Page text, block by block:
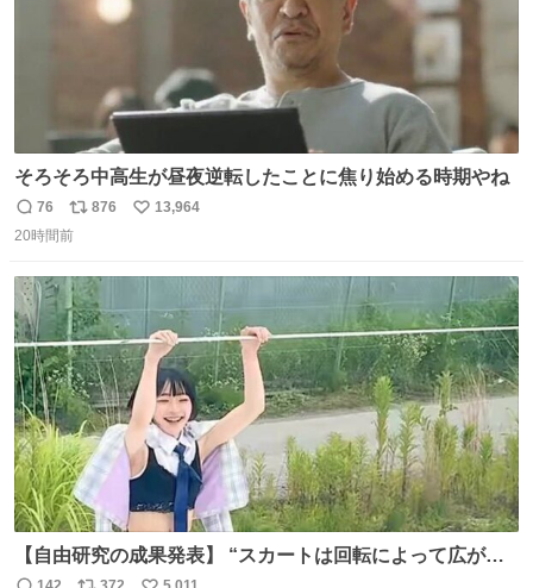
そろそろ中高生が昼夜逆転したことに焦り始める時期やね
返
信
76
リ
ポ
ト
数
876
い
13,964
20時間前
【自由研究の成果発表】 “スカートは回転によって広がる
が、岡澤恋によって270°までなら広がらずに回転が可能な